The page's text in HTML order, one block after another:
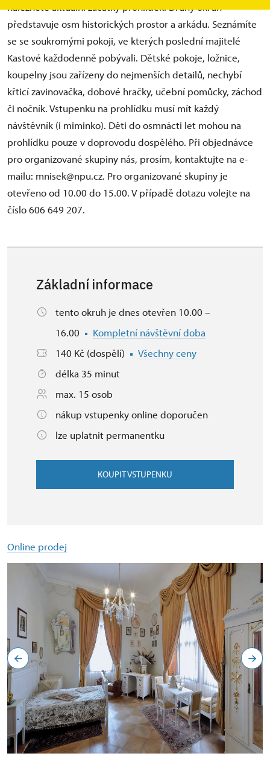
naleznete aktuální začátky prohlídek. Druhý okruh
představuje osm historických prostor a arkádu. Seznámíte
se se soukromými pokoji, ve kterých poslední majitelé
Kastové každodenně pobývali. Dětské pokoje, ložnice,
koupelny jsou zařízeny do nejmenších detailů, nechybí
křticí zavinovačka, dobové hračky, učební pomůcky, záchod
či nočník. Vstupenku na prohlídku musí mít každý
návštěvník (i miminko). Děti do osmnácti let mohou na
prohlídku pouze v doprovodu dospělého. Při objednávce
pro organizované skupiny nás, prosím, kontaktujte na e-
mailu: mnisek@npu.cz. Pro organizované skupiny je
otevřeno od 10.00 do 15.00. V případě dotazu volejte na
číslo 606 649 207.
Základní informace
tento okruh je dnes otevřen 10.00 –
16.00
Kompletní návštěvní doba
140 Kč (dospělí)
Všechny ceny
délka 35 minut
max. 15 osob
nákup vstupenky online doporučen
lze uplatnit permanentku
KOUPIT VSTUPENKU
Online prodej